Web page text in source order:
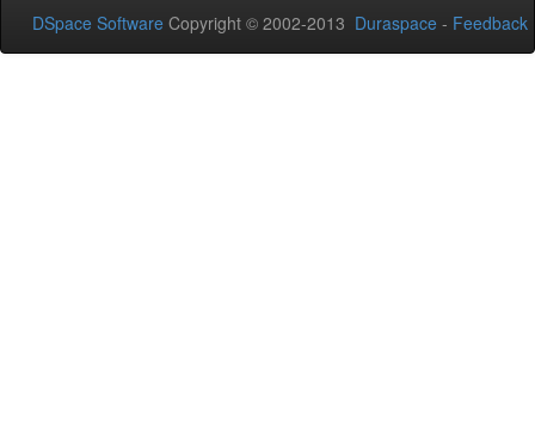
DSpace Software Copyright © 2002-2013 Duraspace - Feedback